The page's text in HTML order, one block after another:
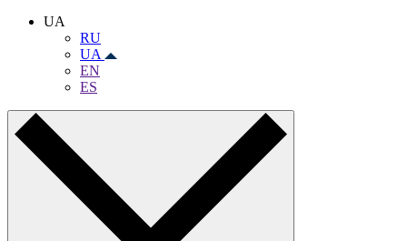
UA
RU
UA
EN
ES